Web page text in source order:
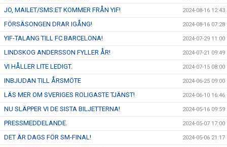
JO, MAILET/SMS:ET KOMMER FRÅN YIF! 2024-08-16 12:43
FÖRSÄSONGEN DRAR IGÅNG! 2024-08-16 07:28
YIF-TALANG TILL FC BARCELONA! 2024-07-29 11:00
LINDSKOG ANDERSSON FYLLER ÅR! 2024-07-21 09:49
VI HÅLLER LITE LEDIGT. 2024-07-15 08:00
INBJUDAN TILL ÅRSMÖTE 2024-06-25 09:00
LÄS MER OM SVERIGES ROLIGASTE TJÄNST! 2024-06-10 16:46
NU SLÄPPER VI DE SISTA BILJETTERNA! 2024-05-16 09:59
PRESSMEDDELANDE. 2024-05-07 17:00
DET ÄR DAGS FÖR SM-FINAL! 2024-05-06 21:17